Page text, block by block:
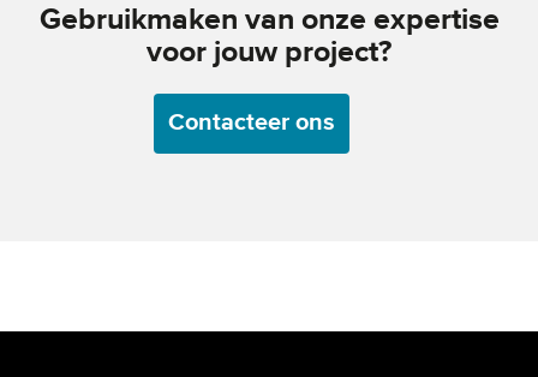
Gebruikmaken van onze expertise
voor jouw project?
Contacteer ons